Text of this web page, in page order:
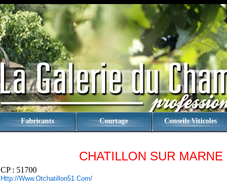
Fabricants Courtage Conseils Viticoles
CHATILLON SUR MARNE
CP : 51700
Http://www.otchatillon51.com/